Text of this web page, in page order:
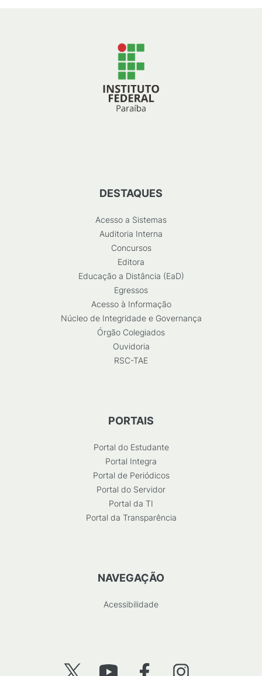
DESTAQUES
Acesso a Sistemas
Auditoria Interna
Concursos
Editora
Educação a Distância (EaD)
Egressos
Acesso à Informação
Núcleo de Integridade e Governança
Órgão Colegiados
Ouvidoria
RSC-TAE
PORTAIS
Portal do Estudante
Portal Integra
Portal de Periódicos
Portal do Servidor
Portal da TI
Portal da Transparência
NAVEGAÇÃO
Acessibilidade